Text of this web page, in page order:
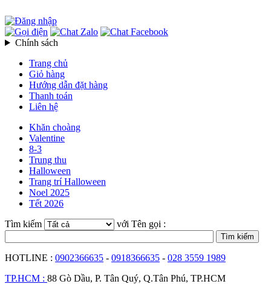
Chính sách
Trang chủ
Giỏ hàng
Hướng dẫn đặt hàng
Thanh toán
Liên hệ
Khăn choàng
Valentine
8-3
Trung thu
Halloween
Trang trí Halloween
Noel 2025
Tết 2026
Tìm kiếm
với Tên gọi :
HOTLINE : 0902366635 - 0918366635 - 028 3559 1989
TP.HCM : 88 Gò Dầu, P. Tân Quý, Q.Tân Phú, TP.HCM